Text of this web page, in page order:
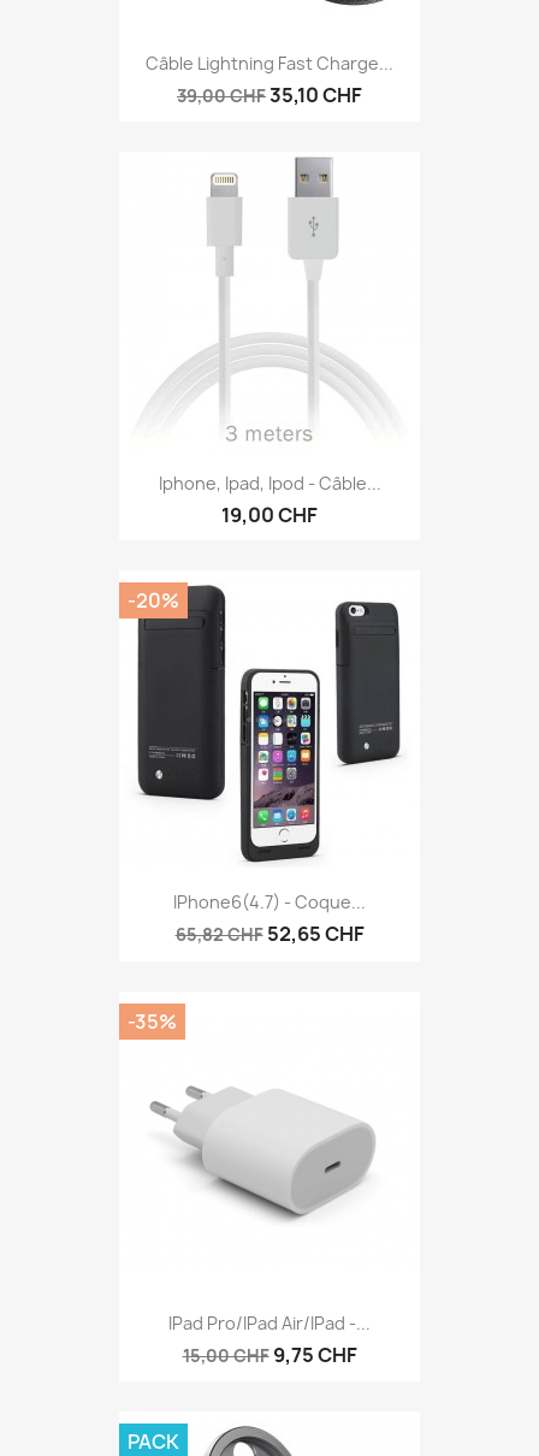
Câble Lightning Fast Charge...
39,00 CHF35,10 CHF
Iphone, Ipad, Ipod - Câble...
19,00 CHF
IPhone6(4.7) - Coque...
65,82 CHF 52,65 CHF
-20%
IPad Pro/iPad Air/iPad -...
15,00 CHF 9,75 CHF
-35%
PACK